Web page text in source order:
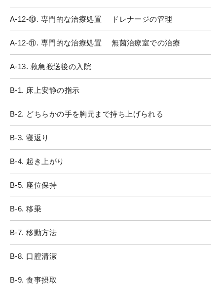
A-12-⑩. 専門的な治療処置 ドレナージの管理
A-12-⑪. 専門的な治療処置 無菌治療室での治療
A-13. 救急搬送後の入院
B-1. 床上安静の指示
B-2. どちらかの手を胸元まで持ち上げられる
B-3. 寝返り
B-4. 起き上がり
B-5. 座位保持
B-6. 移乗
B-7. 移動方法
B-8. 口腔清潔
B-9. 食事摂取